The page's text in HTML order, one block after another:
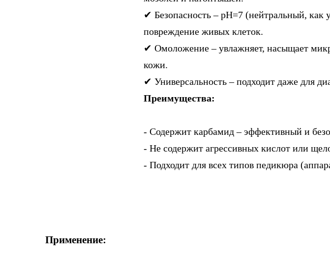
✔ Безопасность – pH=7 (нейтральный, как
повреждение живых клеток.
✔ Омоложение – увлажняет, насыщает
кожи.
✔ Универсальность – подходит даже для
Преимущества:
- Содержит карбамид – эффективный и
- Не содержит агрессивных кислот или
- Подходит для всех типов педикюра
Применение: